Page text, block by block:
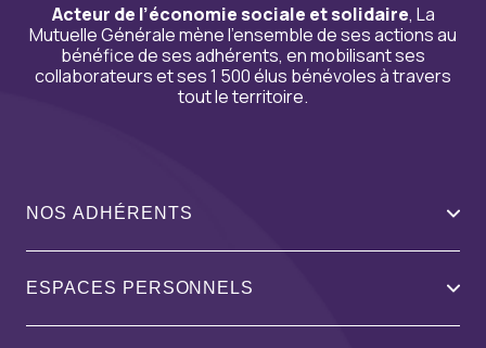
Acteur de l’économie sociale et solidaire, La
Mutuelle Générale mène l’ensemble de ses actions au
bénéfice de ses adhérents, en mobilisant ses
collaborateurs et ses 1 500 élus bénévoles à travers
tout le territoire.
NOS ADHÉRENTS
ESPACES PERSONNELS